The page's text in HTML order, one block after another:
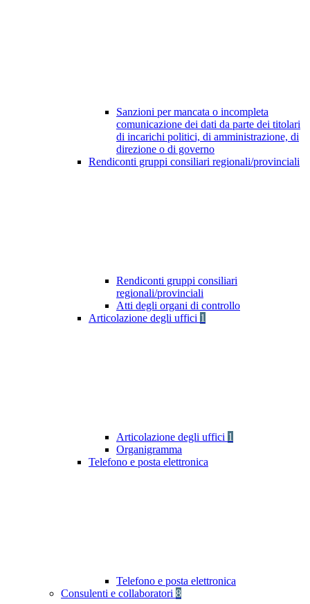
Sanzioni per mancata o incompleta
comunicazione dei dati da parte dei titolari
di incarichi politici, di amministrazione, di
direzione o di governo
Rendiconti gruppi consiliari regionali/provinciali
Rendiconti gruppi consiliari
regionali/provinciali
Atti degli organi di controllo
Articolazione degli uffici 1
Articolazione degli uffici 1
Organigramma
Telefono e posta elettronica
Telefono e posta elettronica
Consulenti e collaboratori 8